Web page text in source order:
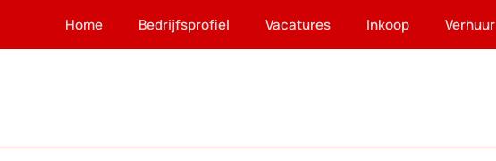
Home Bedrijfsprofiel Vacatures Inkoop Verhuur